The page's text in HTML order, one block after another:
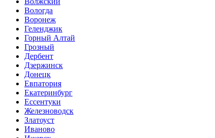
Вологда
Воронеж
Геленджик
Горный Алтай
Грозный
Дербент
Дзержинск
Донецк
Евпатория
Екатеринбург
Ессентуки
Железноводск
Златоуст
Иваново